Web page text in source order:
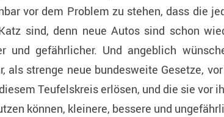
vor dem Problem zu stehen, dass die
sind, denn neue Autos sind schon
und gefährlicher. Und angeblich
als strenge neue bundesweite Gesetze,
Teufelskreis erlösen, und die sie vor
können, kleinere, bessere und